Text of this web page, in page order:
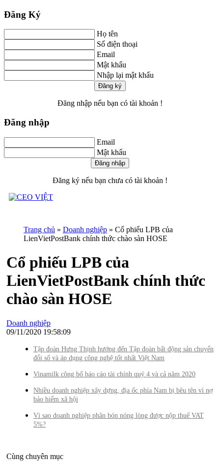
Đăng Ký
Họ tên
Số điện thoại
Email
Mật khẩu
Nhập lại mật khẩu
Đăng ký
Đăng nhập nếu bạn có tài khoản !
Đăng nhập
Email
Mật khẩu
Đăng nhập
Đăng ký nếu bạn chưa có tài khoản !
Trang chủ » Doanh nghiệp » Cổ phiếu LPB của
LienVietPostBank chính thức chào sàn HOSE
Cổ phiếu LPB của
LienVietPostBank chính thức
chào sàn HOSE
Doanh nghiệp
09/11/2020 19:58:09
Tập đoàn Hưng Thịnh hướng đến Tập đoàn bất động sản chuyển
đổi số và áp dụng công nghệ tốt nhất Việt Nam
Vinamilk công bố báo cáo tài chính quý 4 và cả năm 2020
Nhiều doanh nghiệp xây dựng, địa ốc phía Nam bị bêu tên vì nợ
bảo hiểm xã hội
Vì sao doanh nghiệp phân bón nóng lòng được nộp thuế VAT
5%?
Cùng chuyên mục